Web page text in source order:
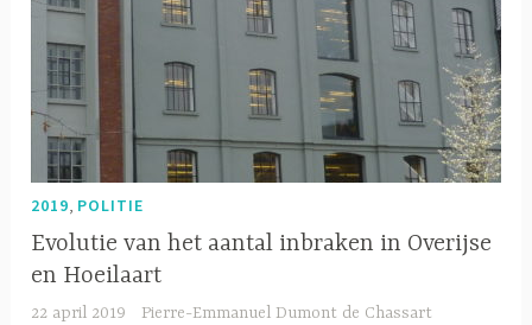
2019, POLITIE
Evolutie van het aantal inbraken in Overijse
en Hoeilaart
22 april 2019 Pierre-Emmanuel Dumont de Chassart